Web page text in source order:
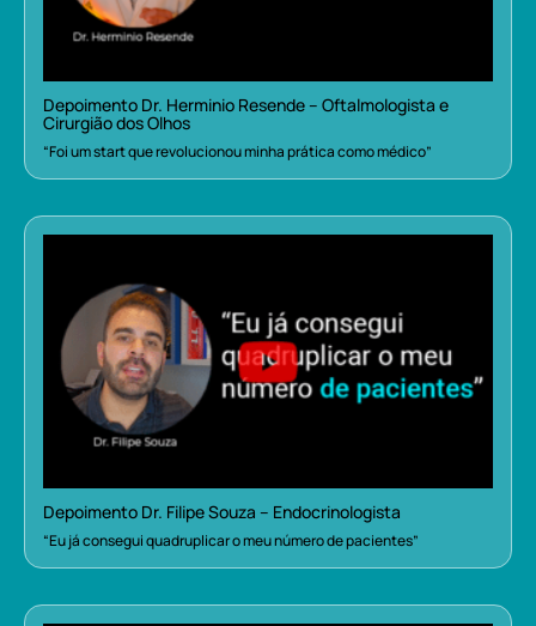
Depoimento Dr. Herminio Resende – Oftalmologista e
Cirurgião dos Olhos
“Foi um start que revolucionou minha prática como médico”
Depoimento Dr. Filipe Souza – Endocrinologista
“Eu já consegui quadruplicar o meu número de pacientes”